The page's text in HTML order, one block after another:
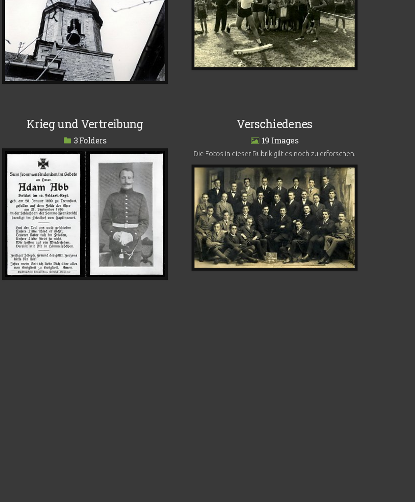
Krieg und Vertreibung
3
Verschiedenes
19
Die Fotos in dieser Rubrik gilt es noch zu erforschen.